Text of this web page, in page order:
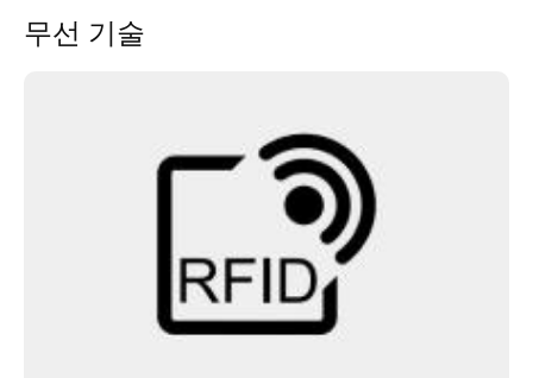
무선 기술